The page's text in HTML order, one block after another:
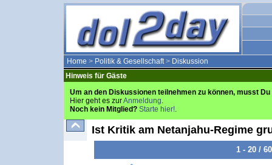
Home > Politik & Gesellschaft> Diskussion
Hinweis für Gäste
Um an den Diskussionen teilnehmen zu können, musst
Hier geht es zurAnmeldung.
Noch kein Mitglied? Starte hier!.
Ist Kritik am Netanjahu-Regime
1 - 20 /